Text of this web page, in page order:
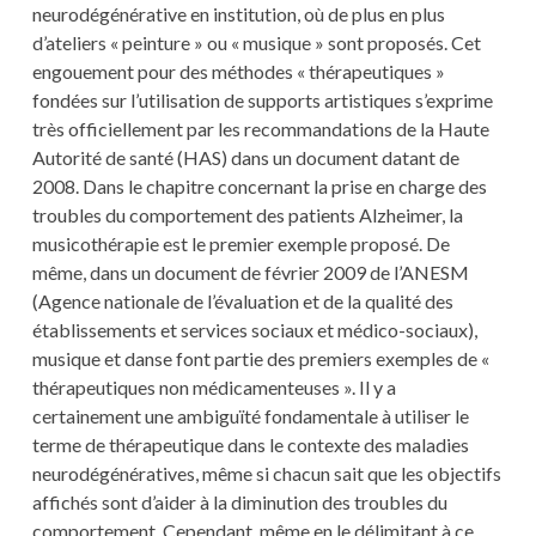
neurodégénérative en institution, où de plus en plus
d’ateliers « peinture » ou « musique » sont proposés. Cet
engouement pour des méthodes « thérapeutiques »
fondées sur l’utilisation de supports artistiques s’exprime
très officiellement par les recommandations de la Haute
Autorité de santé (HAS) dans un document datant de
2008. Dans le chapitre concernant la prise en charge des
troubles du comportement des patients Alzheimer, la
musicothérapie est le premier exemple proposé. De
même, dans un document de février 2009 de l’ANESM
(Agence nationale de l’évaluation et de la qualité des
établissements et services sociaux et médico-sociaux),
musique et danse font partie des premiers exemples de «
thérapeutiques non médicamenteuses ». Il y a
certainement une ambiguïté fondamentale à utiliser le
terme de thérapeutique dans le contexte des maladies
neurodégénératives, même si chacun sait que les objectifs
affichés sont d’aider à la diminution des troubles du
comportement. Cependant, même en le délimitant à ce